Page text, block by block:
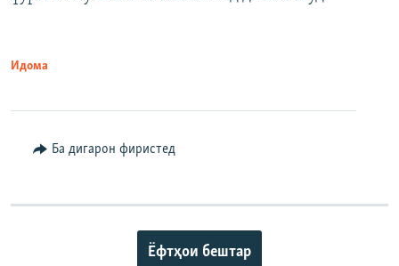
Идома
Ба дигарон фиристед
Ёфтҳои бештар